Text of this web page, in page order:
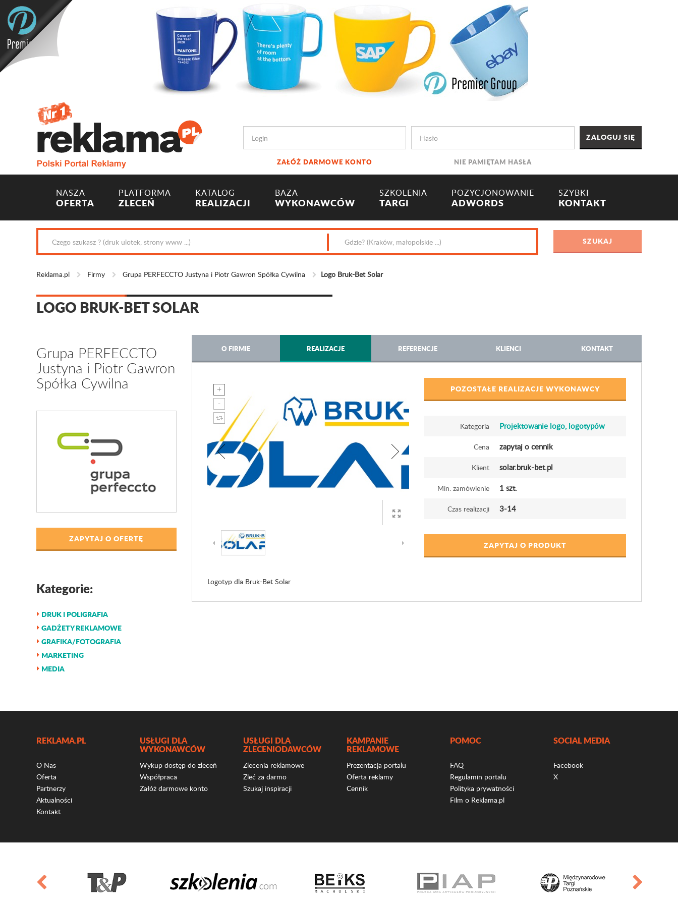
ZAŁÓŻ DARMOWE KONTO NIE PAMIĘTAM HASŁA
NASZA
OFERTA
PLATFORMA
ZLECEŃ
KATALOG
REALIZACJI
BAZA
WYKONAWCÓW
SZKOLENIA
TARGI
POZYCJONOWANIE
ADWORDS
SZYBKI
KONTAKT
Reklama.pl Firmy Grupa PERFECCTO Justyna i Piotr Gawron Spółka Cywilna Logo Bruk-Bet Solar
LOGO BRUK-BET SOLAR
Grupa PERFECCTO
Justyna i Piotr Gawron
Spółka Cywilna
ZAPYTAJ O OFERTĘ
Kategorie:
DRUK I POLIGRAFIA
GADŻETY REKLAMOWE
GRAFIKA/FOTOGRAFIA
MARKETING
MEDIA
O FIRMIE REALIZACJE REFERENCJE KLIENCI KONTAKT
POZOSTAŁE REALIZACJE WYKONAWCY
Kategoria Projektowanie logo, logotypów
Cena zapytaj o cennik
Klient solar.bruk-bet.pl
Min. zamówienie 1 szt.
Czas realizacji 3-14
ZAPYTAJ O PRODUKT
Logotyp dla Bruk-Bet Solar
REKLAMA.PL
O Nas
Oferta
Partnerzy
Aktualności
Kontakt
USŁUGI DLA
WYKONAWCÓW
Wykup dostęp do zleceń
Współpraca
Załóż darmowe konto
USŁUGI DLA
ZLECENIODAWCÓW
Zlecenia reklamowe
Zleć za darmo
Szukaj inspiracji
KAMPANIE
REKLAMOWE
Prezentacja portalu
Oferta reklamy
Cennik
POMOC
FAQ
Regulamin portalu
Polityka prywatności
Film o Reklama.pl
SOCIAL MEDIA
Facebook
X